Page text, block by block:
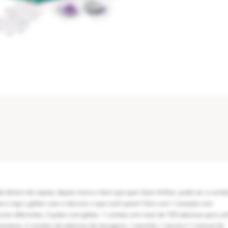
dentro da cúpula, depois insira o item que quer fazer brilhar, pode ser a
veja o glitter voar e decorar o que você quiser! Vem com 1 estação com
diferentes, 3 potes com glitter, 1 cartela com mais de 100 adesivos para
2 cartelas de adesivos de tatuagens, 1 pazinha, 1 pincel e 1 manual de